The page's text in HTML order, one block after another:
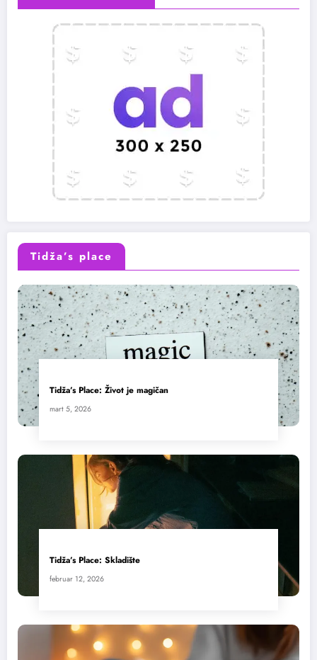
Tidža’s place
Tidža’s Place: Život je magičan
mart 5, 2026
Tidža’s Place: Skladište
februar 12, 2026